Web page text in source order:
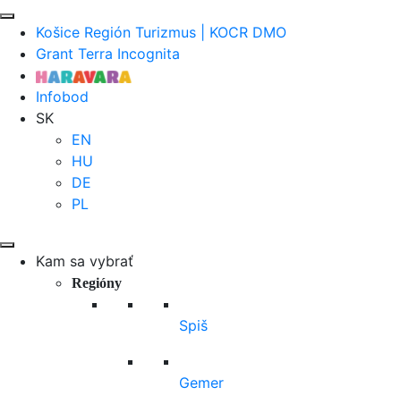
Košice Región Turizmus | KOCR DMO
Grant Terra Incognita
Infobod
SK
EN
HU
DE
PL
Kam sa vybrať
Regióny
Spiš
Gemer